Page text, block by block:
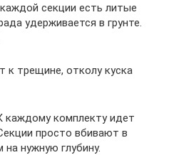
секции есть литые
удерживается в грунте.
к трещине, отколу куска
каждому комплекту идет
просто вбивают в
нужную глубину.